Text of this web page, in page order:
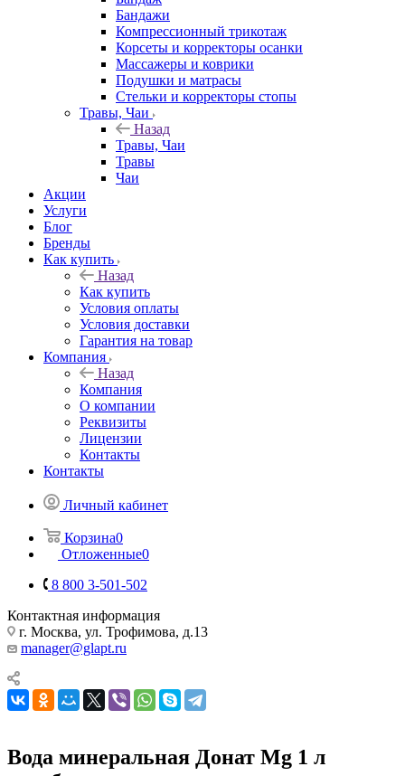
Бандажи
Компрессионный трикотаж
Корсеты и корректоры осанки
Массажеры и коврики
Подушки и матрасы
Стельки и корректоры стопы
Травы, Чаи
Назад
Травы, Чаи
Травы
Чаи
Акции
Услуги
Блог
Бренды
Как купить
Назад
Как купить
Условия оплаты
Условия доставки
Гарантия на товар
Компания
Назад
Компания
О компании
Реквизиты
Лицензии
Контакты
Контакты
Личный кабинет
Корзина0
Отложенные0
8 800 3-501-502
Контактная информация
г. Москва, ул. Трофимова, д.13
manager@glapt.ru
Вода минеральная Донат Mg 1 л